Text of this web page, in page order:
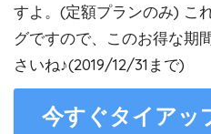
すよ。(定額プランのみ) こ
グですので、このお得な期
さいね♪(2019/12/31まで)
今すぐタイアッ